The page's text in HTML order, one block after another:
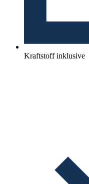
Kraftstoff inklusive